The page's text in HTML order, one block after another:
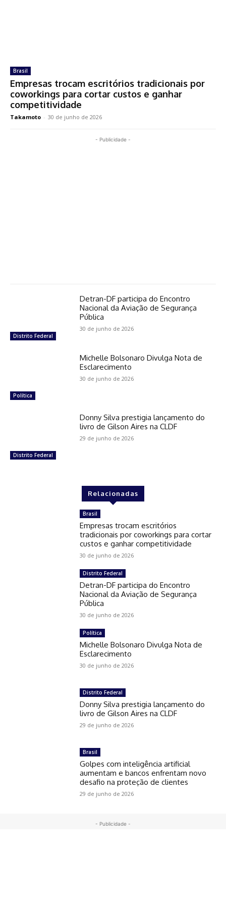
Brasil
Empresas trocam escritórios tradicionais por
coworkings para cortar custos e ganhar
competitividade
Takamoto - 30 de junho de 2026
- Publicidade -
Distrito Federal
Detran-DF participa do Encontro
Nacional da Aviação de Segurança
Pública
30 de junho de 2026
Política
Michelle Bolsonaro Divulga Nota de
Esclarecimento
30 de junho de 2026
Distrito Federal
Donny Silva prestigia lançamento do
livro de Gilson Aires na CLDF
29 de junho de 2026
Relacionadas
Brasil
Empresas trocam escritórios
tradicionais por coworkings para cortar
custos e ganhar competitividade
30 de junho de 2026
Distrito Federal
Detran-DF participa do Encontro
Nacional da Aviação de Segurança
Pública
30 de junho de 2026
Política
Michelle Bolsonaro Divulga Nota de
Esclarecimento
30 de junho de 2026
Distrito Federal
Donny Silva prestigia lançamento do
livro de Gilson Aires na CLDF
29 de junho de 2026
Brasil
Golpes com inteligência artificial
aumentam e bancos enfrentam novo
desafio na proteção de clientes
29 de junho de 2026
- Publicidade -